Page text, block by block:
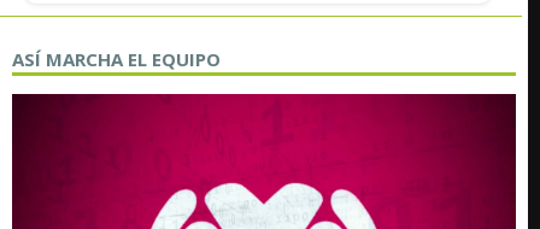
ASÍ MARCHA EL EQUIPO